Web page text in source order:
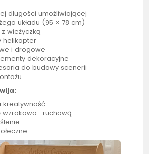
długości umożliwiającej
układu (95 × 78 cm)
wieżyczką
helikopter
i drogowe
dekoracyjne
do budowy scenerii
kreatywność
wzrokowo- ruchową